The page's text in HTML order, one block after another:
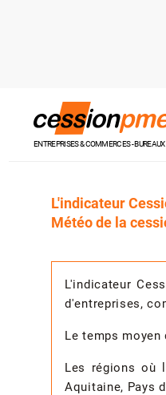
ENTREPRISES & COMMERCES -
L'indicateur
Météo de la
L'indicateur
d'entreprises,
Le temps
Les régions où
Aquitaine, Pays